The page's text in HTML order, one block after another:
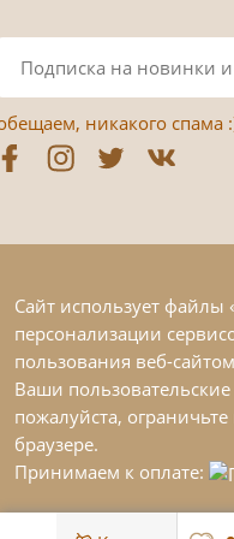
никакого спама
Сайт использует файлы
персонализации
пользования веб-
Ваши
пожалуйста,
браузере.
Принимаем к оплате: